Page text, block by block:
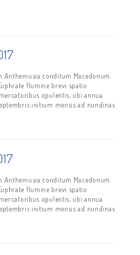
Anthemusia conditum Macedonum
flumine brevi spatio
opulentis, ubi annua
initium mensis ad nundinas
Anthemusia conditum Macedonum
flumine brevi spatio
opulentis, ubi annua
initium mensis ad nundinas